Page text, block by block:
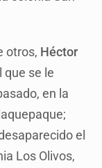
otros, Héctor
que se le
en la
el
Los Olivos,